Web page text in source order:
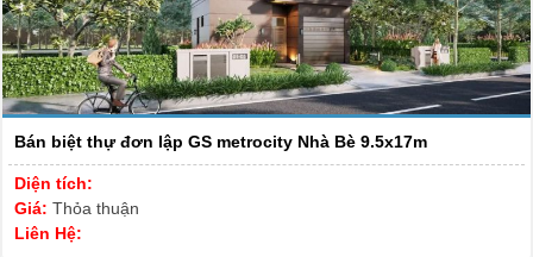
Bán biệt thự đơn lập GS metrocity Nhà Bè 9.5x17m
Diện tích:
Giá: Thỏa thuận
Liên Hệ: